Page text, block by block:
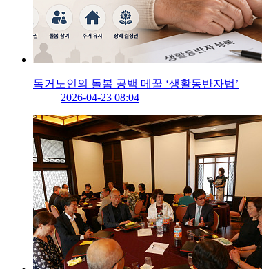
독거노인의 돌봄 공백 메꿀 ‘생활동반자법’
2026-04-23 08:04